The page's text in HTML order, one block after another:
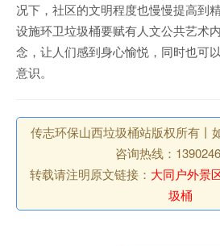
况下，社区的文明程度也慢慢提高到
设施环卫垃圾桶要赋有人文公共艺术
念，让人们感到身心愉悦，同时也可
意识。
传志环保山西垃圾桶站版权所有丨
咨询热线：
转载请注明原文链接： 大同户外景
圾桶